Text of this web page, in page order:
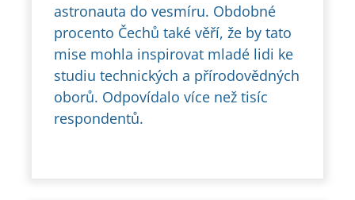
astronauta do vesmíru. Obdobné
procento Čechů také věří, že by tato
mise mohla inspirovat mladé lidi ke
studiu technických a přírodovědných
oborů. Odpovídalo více než tisíc
respondentů.